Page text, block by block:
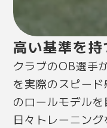
高い基準を持
クラブのOB選手
を実際のスピー
のロールモデルを
日々トレーニン